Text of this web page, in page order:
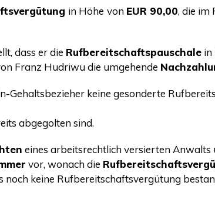
in Höhe von EUR 90,00, die im
dass er die Ruf­be­reit­schafts­pau­scha­le in
Franz Hudri­wu die umge­hen­de
Gehalts­be­zie­her kei­ne geson­der­te
abge­gol­ten sind.
eines arbeits­recht­lich ver­sier­ten Anwalts
vor, wonach die
noch kei­ne Ruf­be­reit­schafts­ver­gü­tung